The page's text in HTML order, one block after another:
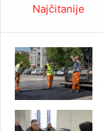
Najčitanije